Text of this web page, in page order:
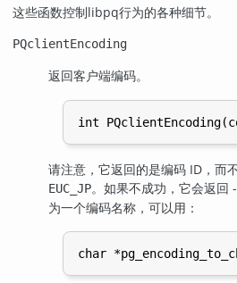
这些函数控制libpq行为的各种细节。
PQclientEncoding
返回客户端编码。
int
请注意，它返回的是编码 ID，而
EUC_JP。如果不成功，它会返回
为一个编码名称，可以用：
char